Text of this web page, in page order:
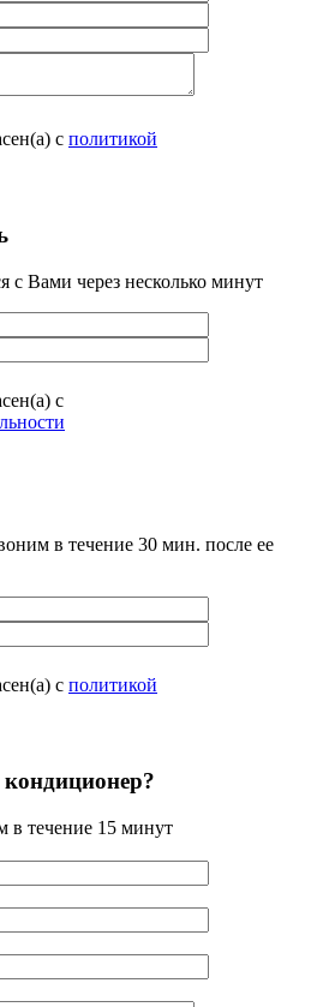
с политикой
с Вами через несколько минут
с
в течение 30 мин. после ее
с политикой
в течение 15 минут